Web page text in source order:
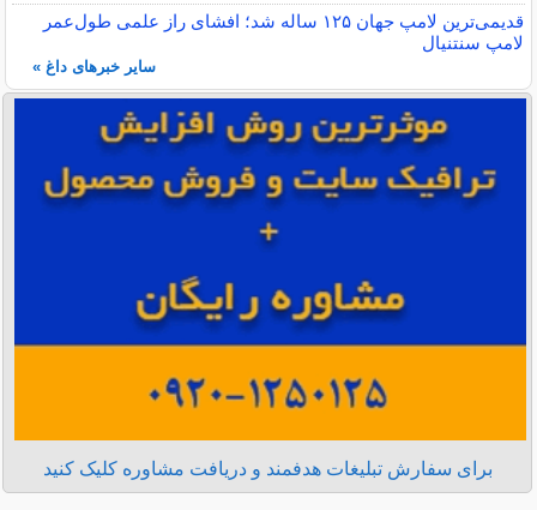
قدیمی‌ترین لامپ جهان ۱۲۵ ساله شد؛ افشای راز علمی طول‌عمر
لامپ سنتنیال
سایر خبرهای داغ »
برای سفارش تبلیغات هدفمند و دریافت مشاوره کلیک کنید